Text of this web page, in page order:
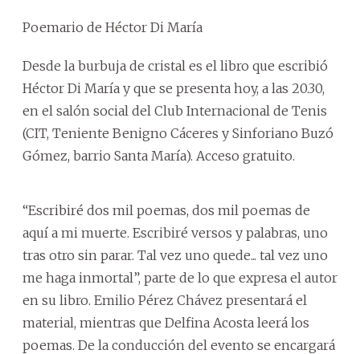
Poemario de Héctor Di María
Desde la burbuja de cristal es el libro que escribió
Héctor Di María y que se presenta hoy, a las 20.30,
en el salón social del Club Internacional de Tenis
(CIT, Teniente Benigno Cáceres y Sinforiano Buzó
Gómez, barrio Santa María). Acceso gratuito.
“Escribiré dos mil poemas, dos mil poemas de
aquí a mi muerte. Escribiré versos y palabras, uno
tras otro sin parar. Tal vez uno quede... tal vez uno
me haga inmortal”, parte de lo que expresa el autor
en su libro. Emilio Pérez Chávez presentará el
material, mientras que Delfina Acosta leerá los
poemas. De la conducción del evento se encargará